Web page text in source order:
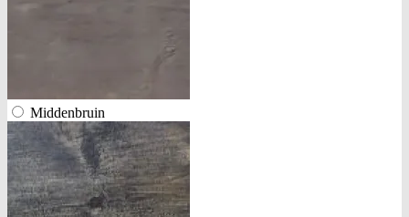
Middenbruin